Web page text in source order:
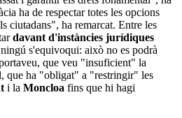
ha de respectar totes les opcions
ciutadans", ha remarcat. Entre les
davant d'instàncies jurídiques
s'equivoqui: això no es podrà
que veu "insuficient" la
que ha "obligat" a "restringir" les
i la Moncloa fins que hi hagi